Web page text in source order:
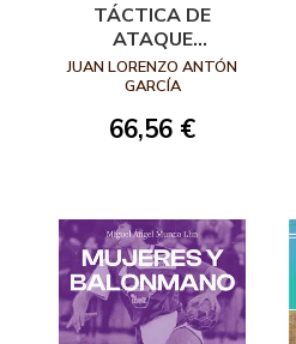
TÁCTICA DE
ATAQUE
BALONMANO.
LÓGICA
FUNCIONAL
JUAN LORENZO ANTÓN
GARCÍA
66,56 €